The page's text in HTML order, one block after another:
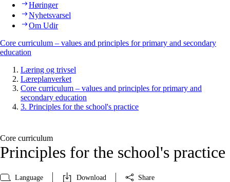
Høringer
Nyhetsvarsel
Om Udir
Core curriculum – values and principles for primary and secondary
education
Læring og trivsel
Læreplanverket
Core curriculum – values and principles for primary and
secondary education
3. Principles for the school's practice
Core curriculum
Principles for the school's practice
Language Download Share